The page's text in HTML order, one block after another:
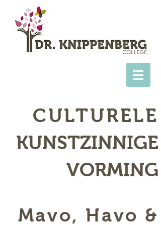
CULTURELE
KUNSTZINNIGE
VORMING
Mavo, Havo &